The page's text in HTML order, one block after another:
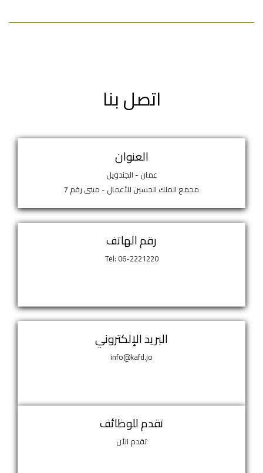
اتصل بنا
العنوان
عمان - الجندويل
مجمع الملك الحسين للأعمال - مبنى رقم 7
رقم الهاتف
Tel: 06-2221220
البريد الإلكتروني
info@kafd.jo
تقدم للوظائف
تقدم الأن